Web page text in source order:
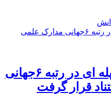
ایران با ارتقای دو پله ای در رتبه ۶جهانی
قرار گرفت